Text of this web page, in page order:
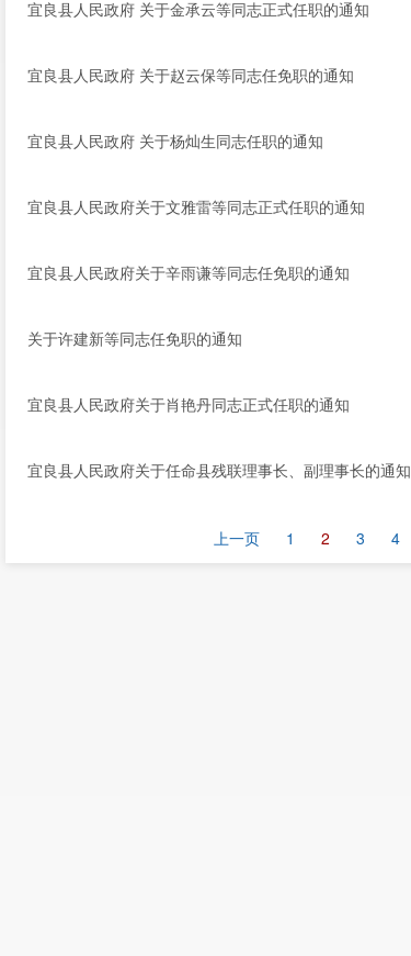
宜良县人民政府 关于金承云等同志正式任职的通知
宜良县人民政府 关于赵云保等同志任免职的通知
宜良县人民政府 关于杨灿生同志任职的通知
宜良县人民政府关于文雅雷等同志正式任职的通知
宜良县人民政府关于辛雨谦等同志任免职的通知
关于许建新等同志任免职的通知
宜良县人民政府关于肖艳丹同志正式任职的通知
宜良县人民政府关于任命县残联理事长、副理事长的通知
上一页 1 2 3 4